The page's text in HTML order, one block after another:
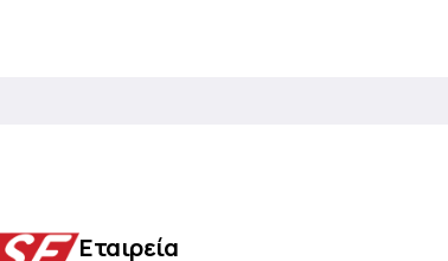
Εταιρεία